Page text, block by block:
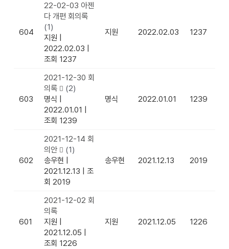
604
22-02-03 아젠
다 개편 회의록
(1)
지원
2022.02.03
조회 1237
지원 2022.02.03 1237
603
2021-12-30 회
의록
(2)
명식
2022.01.01
조회 1239
명식 2022.01.01 1239
602
2021-12-14 회
의안
(1)
송우현
2021.12.13
조
회 2019
송우현 2021.12.13 2019
601
2021-12-02 회
의록
지원
2021.12.05
조회 1226
지원 2021.12.05 1226